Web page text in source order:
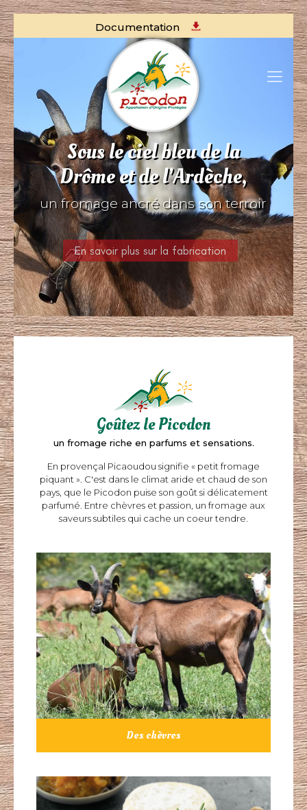
Documentation
Sous le ciel bleu de la
Drôme et de l’Ardèche,
un fromage ancré dans son terroir
En savoir plus sur la fabrication
Goûtez le Picodon
un fromage riche en parfums et sensations.
En provençal Picaoudou signifie « petit fromage
piquant ». C'est dans le climat aride et chaud de son
pays, que le Picodon puise son goût si délicatement
parfumé. Entre chèvres et passion, un fromage aux
saveurs subtiles qui cache un coeur tendre.
Des chèvres